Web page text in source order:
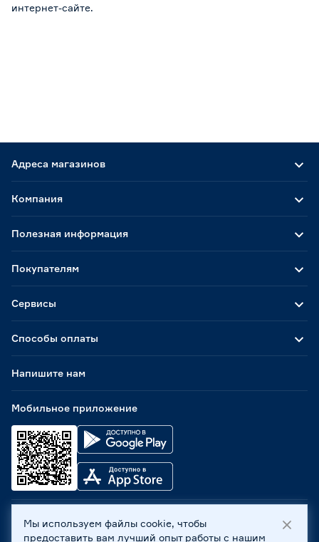
интернет-сайте.
Адреса магазинов
Способы оплаты
Мобильное приложение
Компания
Полезная информация
Покупателям
Сервисы
Напишите нам
ООО «Бауцентр Рус» 2004 -2026, 236029, г. Калининград,
ул. А.Невского, 205. ИНН 7702596813, КПП 390601001 ©
Мы используем файлы cookie, чтобы
предоставить вам лучший опыт работы с нашим